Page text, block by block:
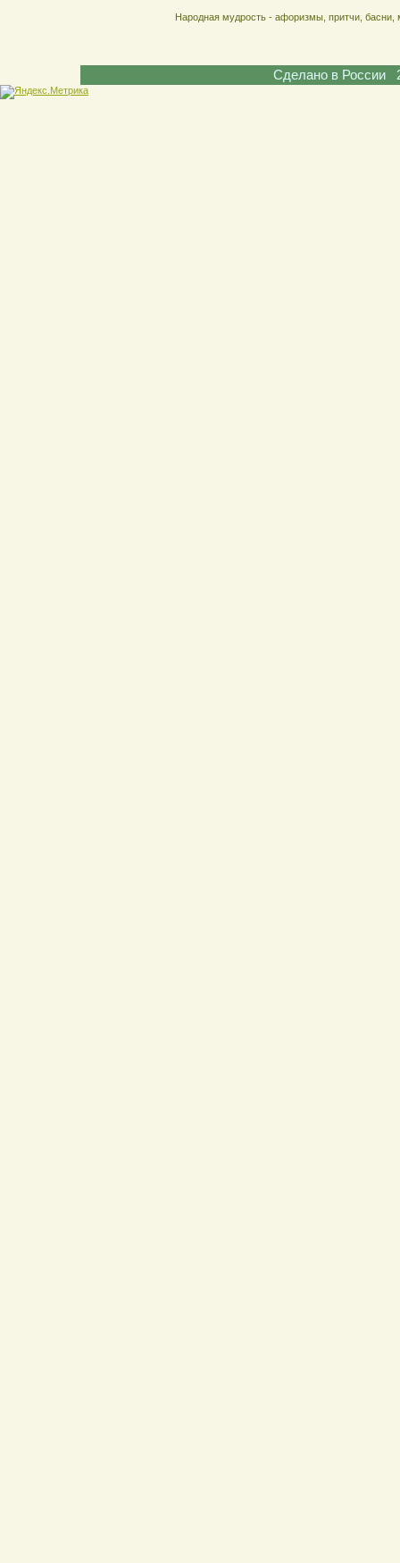
Народная мудрость - афоризмы, притчи,
Сделано в России